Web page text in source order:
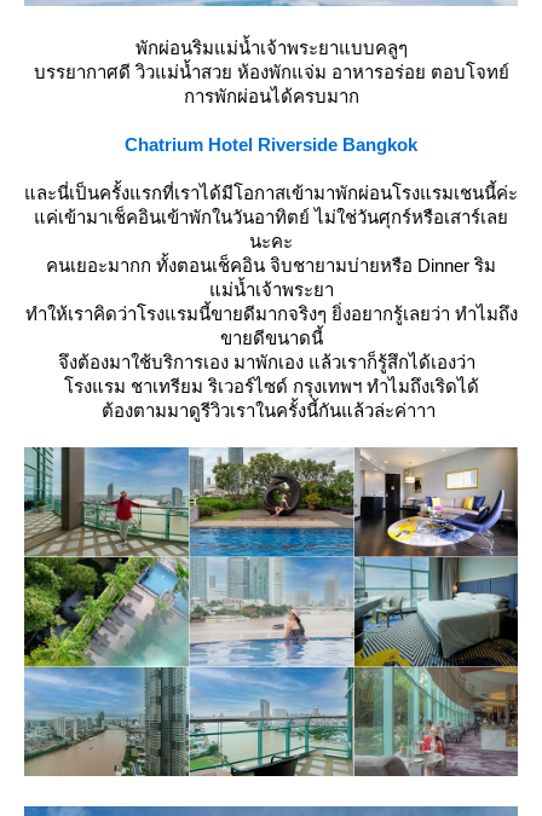
พักผ่อนริมแม่น้ำเจ้าพระยาแบบคลูๆ
บรรยากาศดี วิวแม่น้ำสวย ห้องพักแจ่ม อาหารอร่อย ตอบโจทย์
การพักผ่อนได้ครบมาก
Chatrium Hotel Riverside Bangkok
ละนี่เป็นครั้งแรกที่เราได้มีโอกาสเข้ามาพักผ่อนโรงแรมเชนนี้ค่ะ
ค่เข้ามาเช็คอินเข้าพักในวันอาทิตย์ ไม่ใช่วันศุกร์หรือเสาร์เล
นะคะ
คนเยอะมากก ทั้งตอนเช็คอิน จิบชายามบ่ายหรือ Dinner ริม
ม่น้ำเจ้าพระยา
ทำให้เราคิดว่าโรงแรมนี้ขายดีมากจริงๆ ยิ่งอยากรู้เลยว่า ทำไมถึง
ขายดีขนาดนี้
จึงต้องมาใช้บริการเอง มาพักเอง แล้วเราก็รู้สึกได้เองว่า
รงแรม ชาเทรียม ริเวอร์ไซด์ กรุงเทพฯ ทำไมถึงเริดได้
ต้องตามมาดูรีวิวเราในครั้งนี้กันแล้วล่ะค่าาา